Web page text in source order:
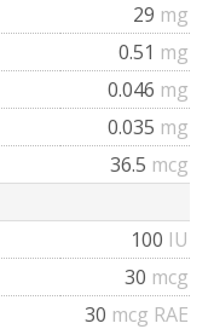
29 mg
0.51 mg
0.046 mg
0.035 mg
36.5 mcg
100 IU
30 mcg
30 mcg RAE